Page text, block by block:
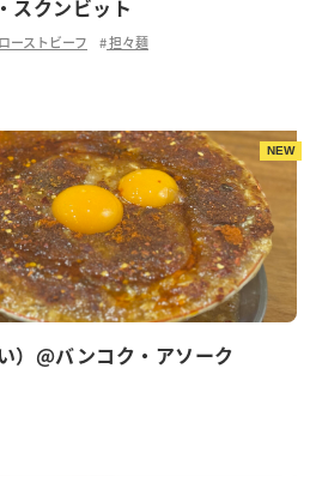
スクンビット
ローストビーフ 担々麺
NEW
）@バンコク・アソーク